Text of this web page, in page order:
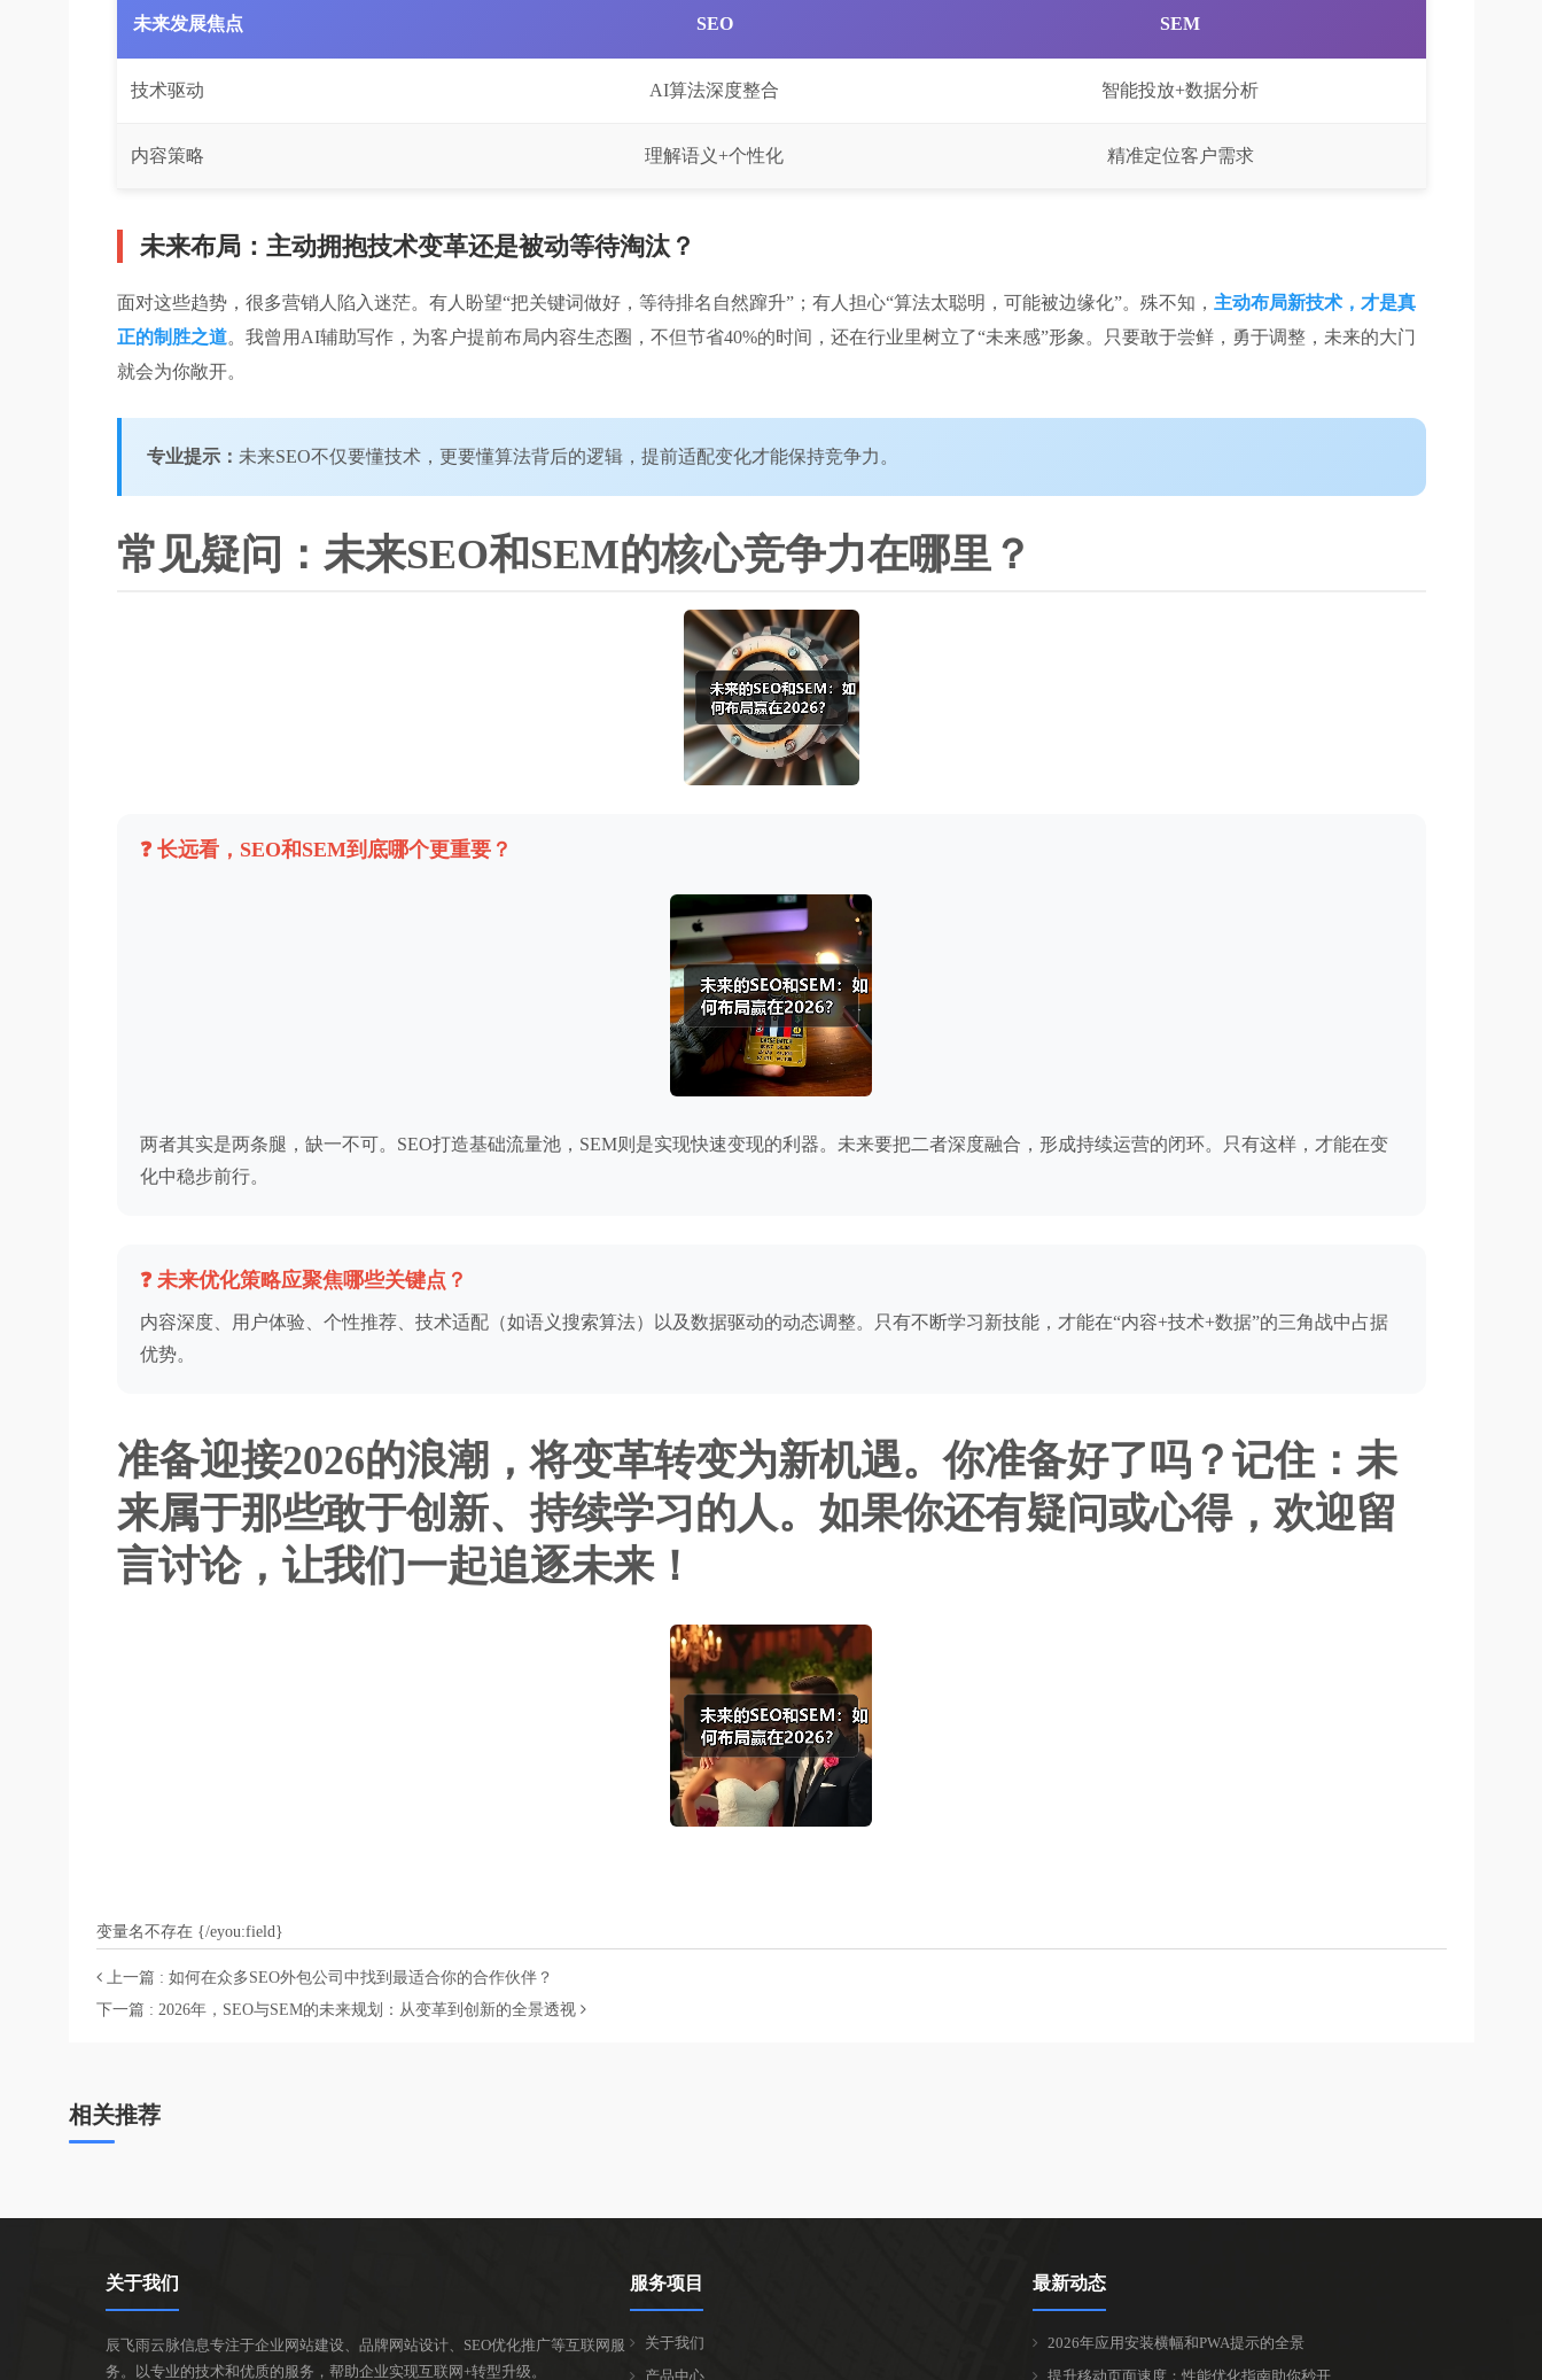
未来发展焦点 SEO SEM
技术驱动 AI算法深度整合 智能投放+数据分析
内容策略 理解语义+个性化 精准定位客户需求
未来布局：主动拥抱技术变革还是被动等待淘汰？
面对这些趋势，很多营销人陷入迷茫。有人盼望“把关键词做好，等待排名自然蹿升”；有人担心“算法太聪明，可能被边缘化”。殊不知， 主动布局新技术，才是真
正的制胜之道。我曾用AI辅助写作，为客户提前布局内容生态圈，不但节省40%的时间，还在行业里树立了“未来感”形象。只要敢于尝鲜，勇于调整，未来的大门
就会为你敞开。
专业提示： 未来SEO不仅要懂技术，更要懂算法背后的逻辑，提前适配变化才能保持竞争力。
常见疑问：未来SEO和SEM的核心竞争力在哪里？
❓ 长远看，SEO和SEM到底哪个更重要？
两者其实是两条腿，缺一不可。SEO打造基础流量池，SEM则是实现快速变现的利器。未来要把二者深度融合，形成持续运营的闭环。只有这样，才能在变
化中稳步前行。
❓ 未来优化策略应聚焦哪些关键点？
内容深度、用户体验、个性推荐、技术适配（如语义搜索算法）以及数据驱动的动态调整。只有不断学习新技能，才能在“内容+技术+数据”的三角战中占据
优势。
准备迎接2026的浪潮，将变革转变为新机遇。你准备好了吗？记住：未
来属于那些敢于创新、持续学习的人。如果你还有疑问或心得，欢迎留
言讨论，让我们一起追逐未来！
变量名不存在 {/eyou:field}
上一篇 : 如何在众多SEO外包公司中找到最适合你的合作伙伴？
下一篇 : 2026年，SEO与SEM的未来规划：从变革到创新的全景透视
相关推荐
关于我们
辰飞雨云脉信息专注于企业网站建设、品牌网站设计、SEO优化推广等互联网服
务。以专业的技术和优质的服务，帮助企业实现互联网+转型升级。
服务项目
关于我们
产品中心
最新动态
2026年应用安装横幅和PWA提示的全景
提升移动页面速度：性能优化指南助你秒开